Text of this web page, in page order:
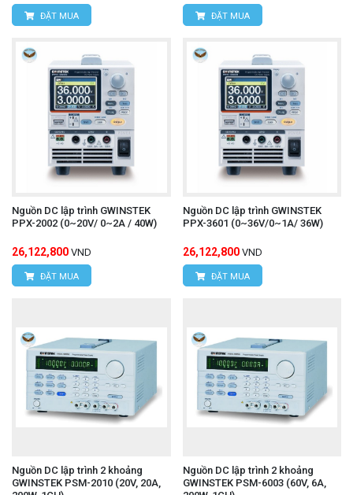
ĐẶT MUA ĐẶT MUA
Nguồn DC lập trình GWINSTEK
PPX-2002 (0~20V/ 0~2A / 40W)
26,122,800 VND
ĐẶT MUA
Nguồn DC lập trình GWINSTEK
PPX-3601 (0~36V/0~1A/ 36W)
26,122,800 VND
ĐẶT MUA
Nguồn DC lập trình 2 khoảng
GWINSTEK PSM-2010 (20V, 20A,
Nguồn DC lập trình 2 khoảng
GWINSTEK PSM-6003 (60V, 6A,